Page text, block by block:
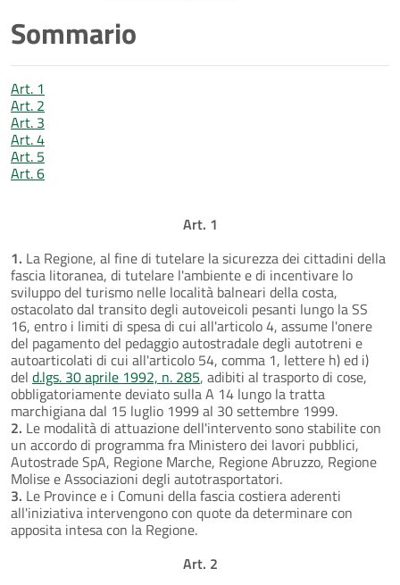
Sommario
Art. 1
Art. 2
Art. 3
Art. 4
Art. 5
Art. 6
Art. 1
1. La Regione, al fine di tutelare la sicurezza dei cittadini della
fascia litoranea, di tutelare l'ambiente e di incentivare lo
sviluppo del turismo nelle località balneari della costa,
ostacolato dal transito degli autoveicoli pesanti lungo la SS
16, entro i limiti di spesa di cui all'articolo 4, assume l'onere
del pagamento del pedaggio autostradale degli autotreni e
autoarticolati di cui all'articolo 54, comma 1, lettere h) ed i)
del d.lgs. 30 aprile 1992, n. 285, adibiti al trasporto di cose,
obbligatoriamente deviato sulla A 14 lungo la tratta
marchigiana dal 15 luglio 1999 al 30 settembre 1999.
2. Le modalità di attuazione dell'intervento sono stabilite con
un accordo di programma fra Ministero dei lavori pubblici,
Autostrade SpA, Regione Marche, Regione Abruzzo, Regione
Molise e Associazioni degli autotrasportatori.
3. Le Province e i Comuni della fascia costiera aderenti
all'iniziativa intervengono con quote da determinare con
apposita intesa con la Regione.
Art. 2